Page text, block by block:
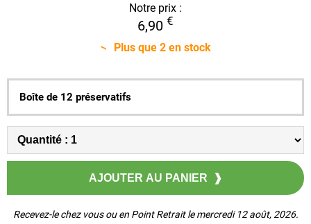
Notre prix :
6,90 €
Plus que 2en stock
Boîte de 12 préservatifs
Recevez-le chez vous ou en Point Retrait le mercredi 12 août, 2026.